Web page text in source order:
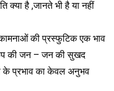
क्या है ,जानते भी है या नहीं
की प्रस्फुटिक एक भाव
की जन – जन की सुखद
के प्रभाव का केवल अनुभव